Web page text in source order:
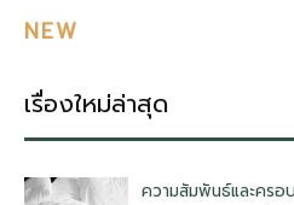
NEW
เรื่องใหม่ล่าสุด
ความสัมพันธ์และครอ